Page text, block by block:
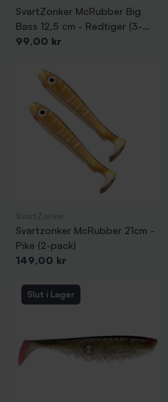
SvartZonker McRubber Big
Bass 12,5 cm - Redtiger (3-
pack)
Pris
99,00 kr
Svartzonker McRubber 21cm -
Pike (2-pack)
Pris
149,00 kr
Slut i Lager